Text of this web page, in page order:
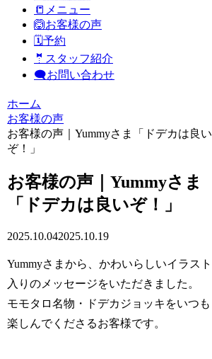
📒メニュー
🙆お客様の声
🗓️予約
🤵スタッフ紹介
🗨️お問い合わせ
ホーム
お客様の声
お客様の声｜Yummyさま「ドデカは良い
ぞ！」
お客様の声｜Yummyさま
「ドデカは良いぞ！」
2025.10.042025.10.19
Yummyさまから、かわいらしいイラスト
入りのメッセージをいただきました。
モモタロ名物・ドデカジョッキをいつも
楽しんでくださるお客様です。